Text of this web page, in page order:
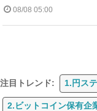
08/08 05:00
注目トレンド: 1.円ス
2.ビットコイン保有企